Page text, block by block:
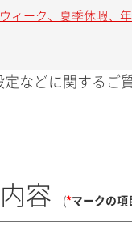
ィーク、夏季休暇、
などに関するご
容 (*マークの項